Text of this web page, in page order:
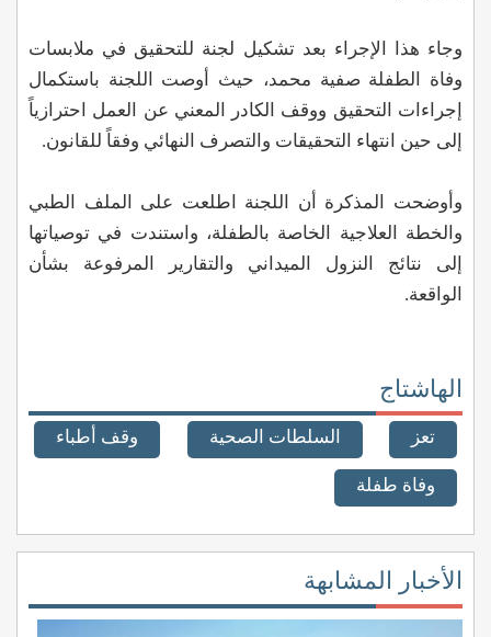
وجاء هذا الإجراء بعد تشكيل لجنة للتحقيق في ملابسات
وفاة الطفلة صفية محمد، حيث أوصت اللجنة باستكمال
إجراءات التحقيق ووقف الكادر المعني عن العمل احترازياً
إلى حين انتهاء التحقيقات والتصرف النهائي وفقاً للقانون.
وأوضحت المذكرة أن اللجنة اطلعت على الملف الطبي
والخطة العلاجية الخاصة بالطفلة، واستندت في توصياتها
إلى نتائج النزول الميداني والتقارير المرفوعة بشأن
الواقعة.
الهاشتاج
تعز السلطات الصحية وقف أطباء
وفاة طفلة
الأخبار المشابهة